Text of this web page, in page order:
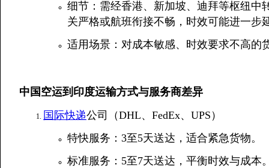
细节：需经香港、新加坡、迪拜等枢纽中
关严格或航班衔接不畅，时效可能进一步
适用场景：对成本敏感、时效要求不高的
中国空运到印度运输方式与服务商差异
国际快递公司（DHL、FedEx、UPS）
特快服务：3至5天送达，适合紧急货物。
标准服务：5至7天送达，平衡时效与成本